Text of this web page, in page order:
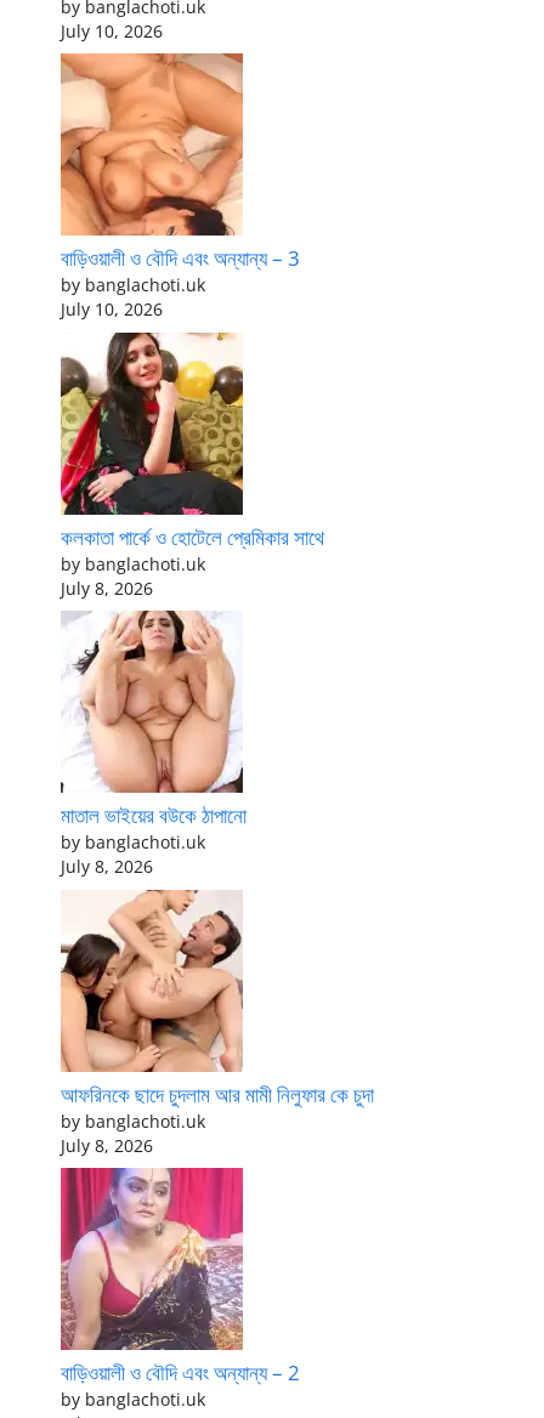
by banglachoti.uk
July 10, 2026
বাড়িওয়ালী ও বৌদি এবং অন্যান্য – 3
by banglachoti.uk
July 10, 2026
কলকাতা পার্কে ও হোটেলে প্রেমিকার সাথে
by banglachoti.uk
July 8, 2026
মাতাল ভাইয়ের বউকে ঠাপানো
by banglachoti.uk
July 8, 2026
আফরিনকে ছাদে চুদলাম আর মামী নিলুফার কে চুদা
by banglachoti.uk
July 8, 2026
বাড়িওয়ালী ও বৌদি এবং অন্যান্য – 2
by banglachoti.uk